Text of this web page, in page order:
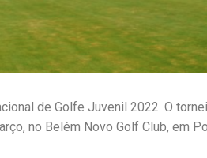
de Golfe Juvenil 2022. O
no Belém Novo Golf Club, em